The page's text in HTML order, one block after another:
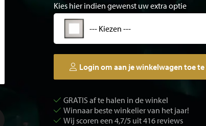
Kies hier indien gewenst uw extra optie
--- Kiezen ---
Login om aan je winkelwagen toe
GRATIS af te halen in de winkel
Winnaar beste winkelier van het jaar!
Wij scoren een 4,7/5 uit 416 reviews